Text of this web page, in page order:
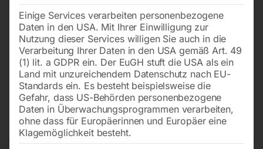
PVC-Handrad Pos. 34
Einige Services verarbeiten personenbezogene
Daten in den USA. Mit Ihrer Einwilligung zur
Nutzung dieser Services willigen Sie auch in die
Verarbeitung Ihrer Daten in den USA gemäß Art. 49
(1) lit. a GDPR ein. Der EuGH stuft die USA als ein
Land mit unzureichendem Datenschutz nach EU-
Standards ein. Es besteht beispielsweise die
Gefahr, dass US-Behörden personenbezogene
Daten in Überwachungsprogrammen verarbeiten,
ohne dass für Europäerinnen und Europäer eine
Klagemöglichkeit besteht.